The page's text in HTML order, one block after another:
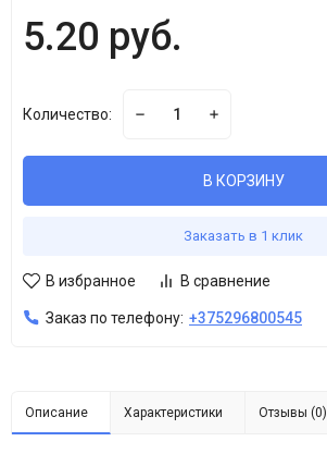
5.20 руб.
Количество:
В КОРЗИНУ
Заказать в 1 клик
В избранное В сравнение
Заказ по телефону: +375296800545
Описание Характеристики Отзывы (0)